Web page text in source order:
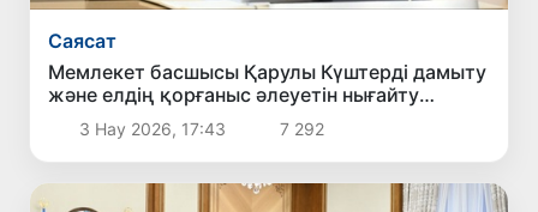
Саясат
Мемлекет басшысы Қарулы Күштерді дамыту
және елдің қорғаныс әлеуетін нығайту
бойынша тапсырма берді
3 Нау 2026, 17:43 7 292